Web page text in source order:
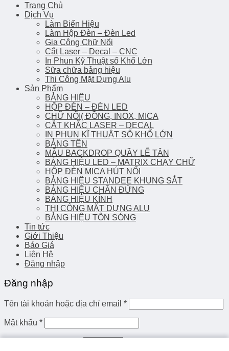
Trang Chủ
Dịch Vụ
Làm Biển Hiệu
Làm Hộp Đèn – Đèn Led
Gia Công Chữ Nổi
Cắt Laser – Decal – CNC
In Phun Kỹ Thuật số Khổ Lớn
Sữa chữa bảng hiệu
Thi Công Mặt Dựng Alu
Sản Phẩm
BẢNG HIỆU
HỘP ĐÈN – ĐÈN LED
CHỮ NỔI( ĐỒNG, INOX, MICA
CẮT KHẮC LASER – DECAL
IN PHUN KĨ THUẬT SỐ KHỔ LỚN
BẢNG TÊN
MẪU BACKDROP QUẦY LỄ TÂN
BẢNG HIỆU LED – MATRIX CHẠY CHỮ
HỘP ĐÈN MICA HÚT NỔI
BẢNG HIỆU STANDEE KHUNG SẮT
BẢNG HIỆU CHÂN ĐỨNG
BẢNG HIỆU KÍNH
THI CÔNG MẶT DỰNG ALU
BẢNG HIỆU TÔN SÓNG
Tin tức
Giới Thiệu
Báo Giá
Liên Hệ
Đăng nhập
Đăng nhập
Tên tài khoản hoặc địa chỉ email *
Mật khẩu *